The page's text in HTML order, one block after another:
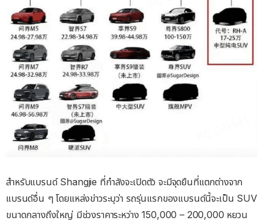
สำหรับแบรนด์ Shangjie ที่กำลังจะเปิดตัว จะมีจุดยืนที่แตกต่างจาก
แบรนด์อื่น ๆ โดยแหล่งข่าวระบุว่า รถรุ่นแรกของแบรนด์นี้จะเป็น SUV
ขนาดกลางถึงใหญ่ มีช่วงราคาระหว่าง 150,000 – 200,000 หยวน